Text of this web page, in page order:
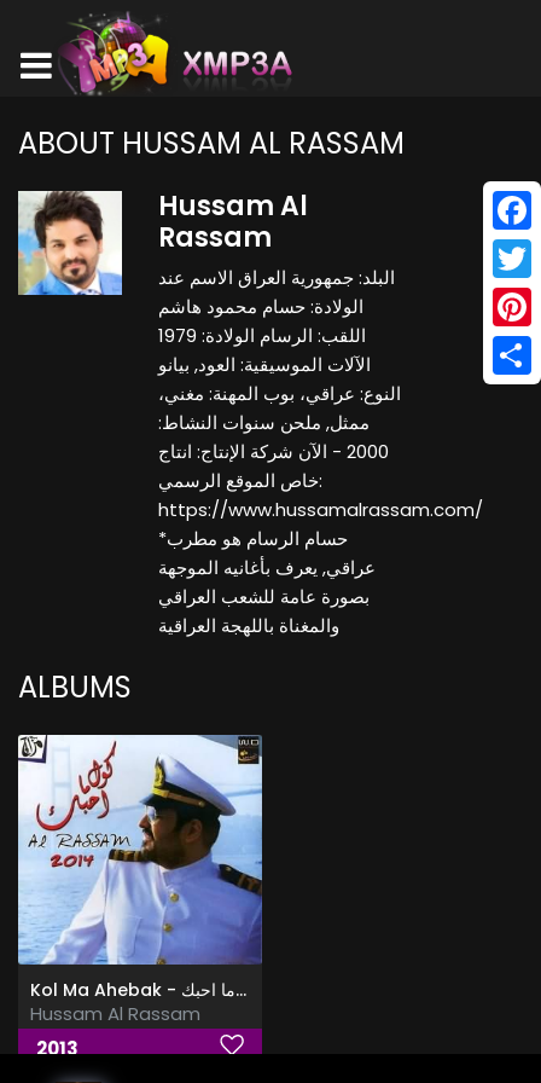
ABOUT HUSSAM AL RASSAM
Hussam Al
Rassam
البلد: جمهورية العراق الاسم عند
الولادة: حسام محمود هاشم
اللقب: الرسام الولادة: 1979
الآلات الموسيقية: العود, بيانو
النوع: عراقي، بوب المهنة: مغني،
ممثل, ملحن سنوات النشاط:
2000 - الآن شركة الإنتاج: انتاج
خاص الموقع الرسمي:
https://www.hussamalrassam.com/
*حسام الرسام هو مطرب
عراقي, يعرف بأغانيه الموجهة
بصورة عامة للشعب العراقي
والمغناة باللهجة العراقية
ALBUMS
Kol Ma Ahebak - البوم كل ما احبك
Hussam Al Rassam
2013